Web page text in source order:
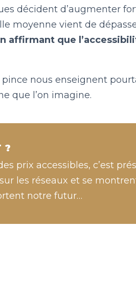
décident d’augmenter
moyenne vient de
affirmant que
pince nous enseignent
que l’on imagine.
?
prix accessibles, c’est
les réseaux et se
notre futur…